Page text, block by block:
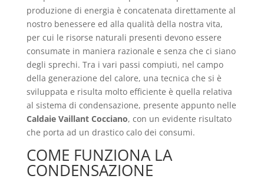
produzione di energia è concatenata direttamente al
nostro benessere ed alla qualità della nostra vita,
per cui le risorse naturali presenti devono essere
consumate in maniera razionale e senza che ci siano
degli sprechi. Tra i vari passi compiuti, nel campo
della generazione del calore, una tecnica che si è
sviluppata e risulta molto efficiente è quella relativa
al sistema di condensazione, presente appunto nelle
Caldaie Vaillant Cocciano, con un evidente risultato
che porta ad un drastico calo dei consumi.
COME FUNZIONA LA
CONDENSAZIONE